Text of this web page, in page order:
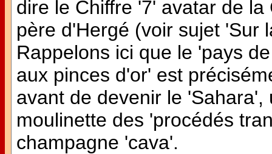
dire le Chiffre '7' avatar de
père d'Hergé (voir sujet 'Sur
Rappelons ici que le 'pays
aux pinces d'or' est
avant de devenir le
moulinette des 'procédés
champagne 'cava'.